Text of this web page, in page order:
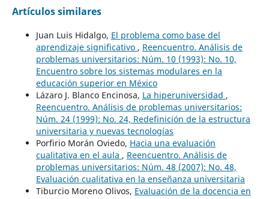
Artículos similares
Juan Luis Hidalgo, El problema como base del
aprendizaje significativo , Reencuentro. Análisis de
problemas universitarios: Núm. 10 (1993): No. 10,
Encuentro sobre los sistemas modulares en la
educación superior en México
Lázaro J. Blanco Encinosa, La hiperuniversidad ,
Reencuentro. Análisis de problemas universitarios:
Núm. 24 (1999): No. 24, Redefinición de la estructura
universitaria y nuevas tecnologías
Porfirio Morán Oviedo, Hacia una evaluación
cualitativa en el aula , Reencuentro. Análisis de
problemas universitarios: Núm. 48 (2007): No. 48,
Evaluación cualitativa en la enseñanza universitaria
Tiburcio Moreno Olivos, Evaluación de la docencia en